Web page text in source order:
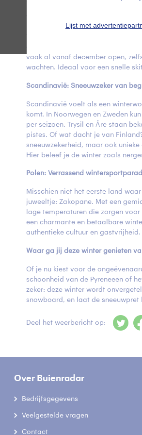
Lijst met
Winterberg in Duitsland is een
vaak al vanaf december open,
wachten. Ideaal voor een snelle
Scandinavië: Sneeuwzeker van
Scandinavië voelt als een
komt. In Noorwegen en Zweden
per seizoen. Trysil en Åre staan
pistes. Of wat dacht je van
sneeuwzekerheid, maar ook
Hier beleef je de winter zoals
Polen: Verrassend
Misschien niet het eerste land
juweeltje: Zakopane. Met een
lage temperaturen die zorgen
een charmante en betaalbare
authentieke cultuur en gastvrijheid.
Waar ga jij deze winter genieten
Of je nu kiest voor de
schoonheid van de Pyreneeën of
zeker: deze winter wordt
snowboard, en laat de sneeuwpret
Deel het weerbericht op:
Over Buienradar
Bedrijfsgegevens
Veelgestelde vragen
Contact